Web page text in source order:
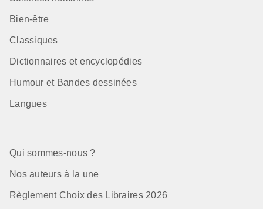
Bien-être
Classiques
Dictionnaires et encyclopédies
Humour et Bandes dessinées
Langues
Qui sommes-nous ?
Nos auteurs à la une
Règlement Choix des Libraires 2026